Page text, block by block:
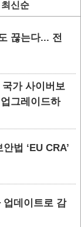
최신순
끊는다... 전
국가 사이버보
그레이드하
법 ‘EU CRA’
업데이트로 감